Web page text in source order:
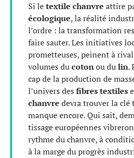
Si letextile chanvre attire
écologique, la réalité
l’ordre : la transformation
faire sauter. Les initiatives
prometteuses, peinent à
volumes ducotonou dulin.
cap de la production de
l’univers des fibres textiles
chanvre devra trouver la
manque encore. Qui sait,
tissage européennes
rythme du chanvre, à
à la marge du progrès